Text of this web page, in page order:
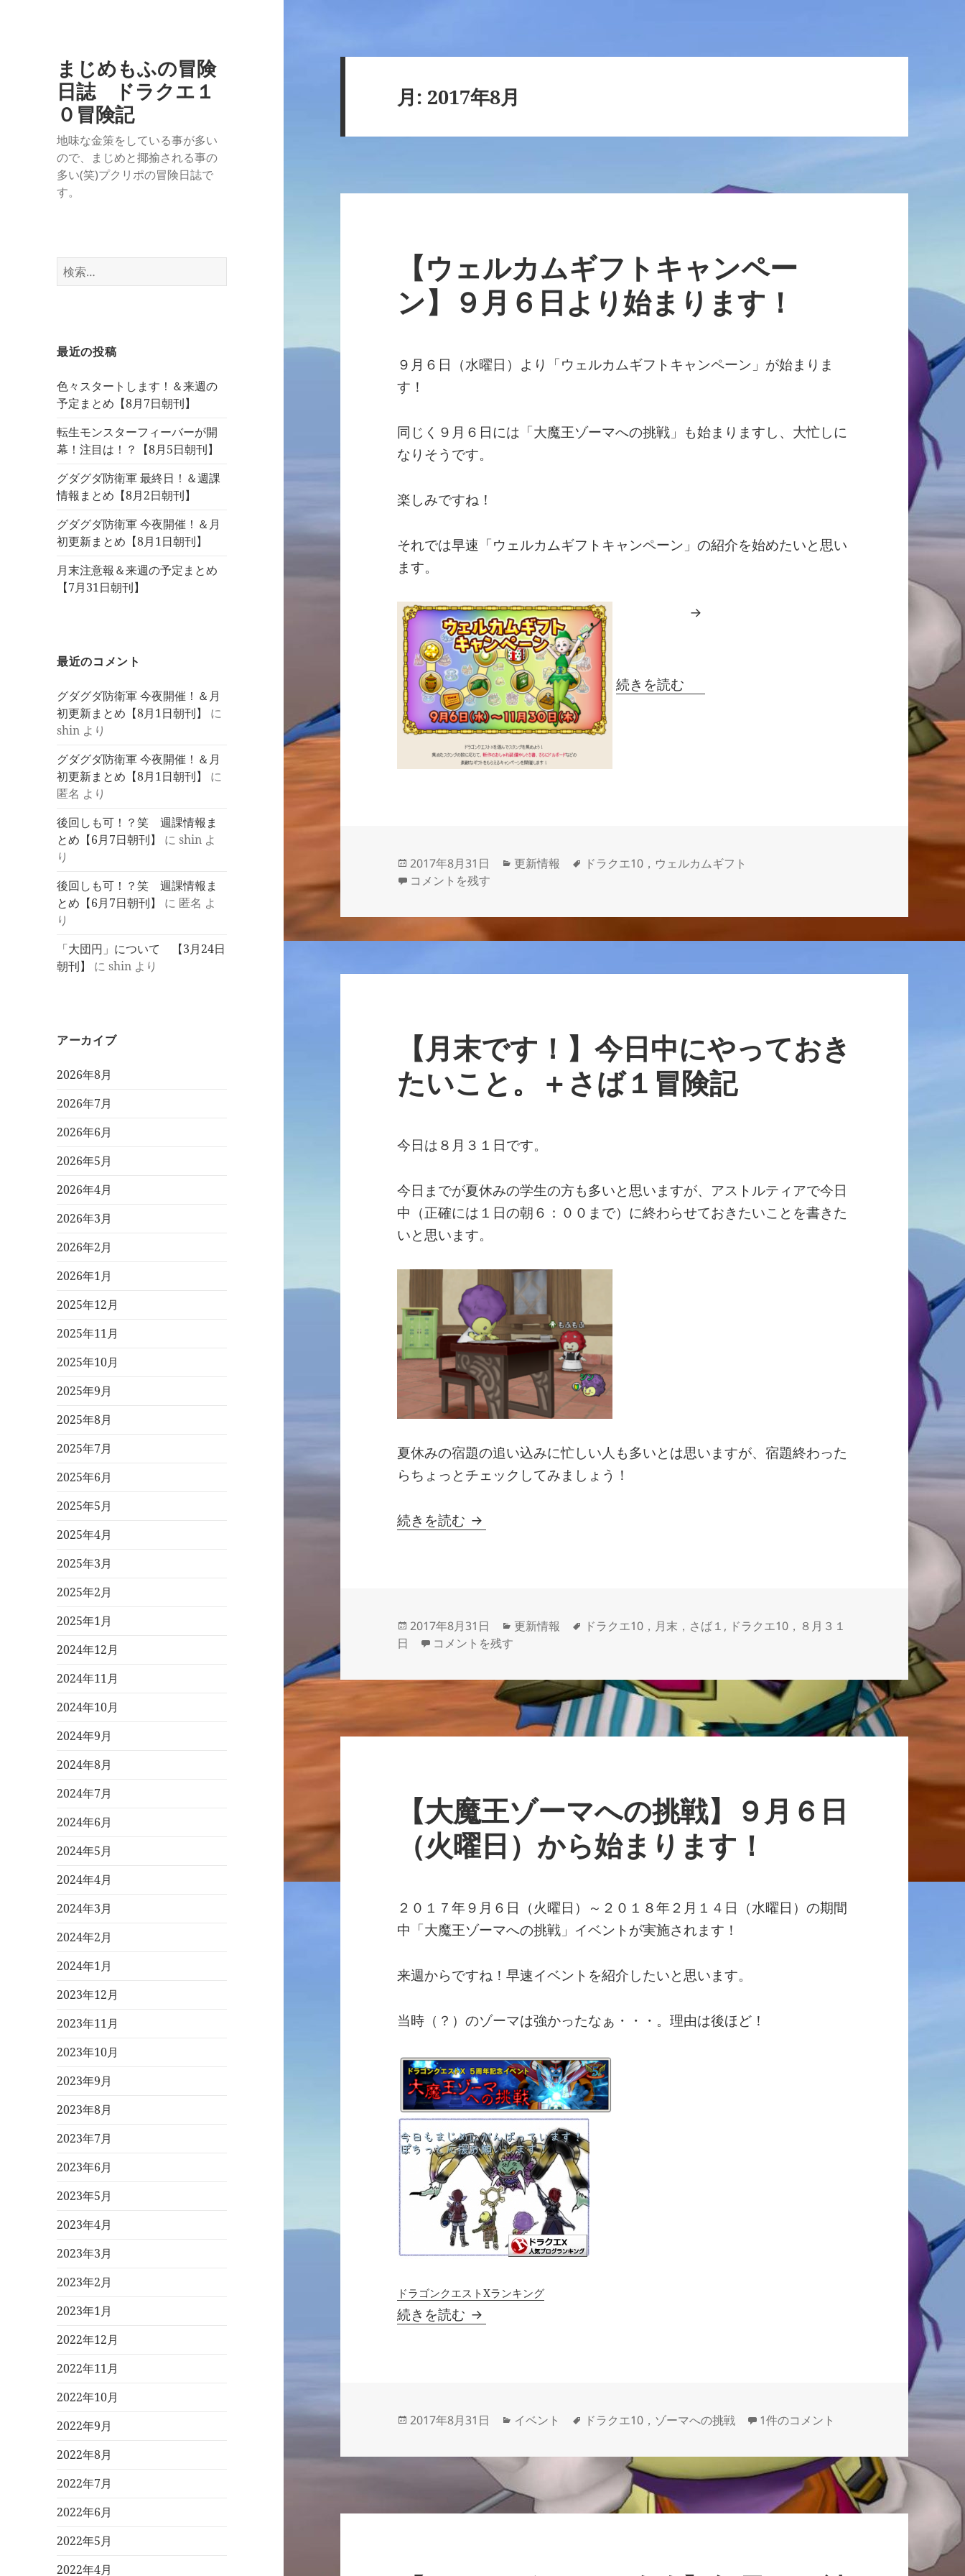
まじめもふの冒険
日誌 ドラクエ１
０冒険記
地味な金策をしている事が多い
ので、まじめと揶揄される事の
多い(笑)プクリポの冒険日誌で
す。
検
索:
最近の投稿
色々スタートします！＆来週の
予定まとめ【8月7日朝刊】
転生モンスターフィーバーが開
幕！注目は！？【8月5日朝刊】
グダグダ防衛軍 最終日！＆週課
情報まとめ【8月2日朝刊】
グダグダ防衛軍 今夜開催！＆月
初更新まとめ【8月1日朝刊】
月末注意報＆来週の予定まとめ
【7月31日朝刊】
最近のコメント
グダグダ防衛軍 今夜開催！＆月
初更新まとめ【8月1日朝刊】
に
shin より
グダグダ防衛軍 今夜開催！＆月
初更新まとめ【8月1日朝刊】
に
匿名 より
後回しも可！？笑 週課情報ま
とめ【6月7日朝刊】
にshin よ
り
後回しも可！？笑 週課情報ま
とめ【6月7日朝刊】
に 匿名 よ
り
「大団円」について 【3月24日
朝刊】
にshin より
アーカイブ
2026年8月
2026年7月
2026年6月
2026年5月
2026年4月
2026年3月
2026年2月
2026年1月
2025年12月
2025年11月
2025年10月
2025年9月
2025年8月
2025年7月
2025年6月
2025年5月
2025年4月
2025年3月
2025年2月
2025年1月
2024年12月
2024年11月
2024年10月
2024年9月
2024年8月
2024年7月
2024年6月
2024年5月
2024年4月
2024年3月
2024年2月
2024年1月
2023年12月
2023年11月
2023年10月
2023年9月
2023年8月
2023年7月
2023年6月
2023年5月
2023年4月
2023年3月
2023年2月
2023年1月
2022年12月
2022年11月
2022年10月
2022年9月
2022年8月
2022年7月
2022年6月
2022年5月
2022年4月
月: 2017年8月
【ウェルカムギフトキャンペー
ン】９月６日より始まります！
９月６日（水曜日）より「ウェルカムギフトキャンペーン」が始まりま
す！
同じく９月６日には「大魔王ゾーマへの挑戦」も始まりますし、大忙しに
なりそうです。
楽しみですね！
それでは早速「ウェルカムギフトキャンペーン」の紹介を始めたいと思い
ます。
続きを読む
【ウェルカムギフトキャンペーン】９月６
投
稿
2017年8月31日
カ
リ
更新情報
タ
ドラクエ10，ウェルカムギフト
【ウェルカムギフトキャンペーン】９月６日より始まります！ に
コメントを残す
【月末です！】今日中にやっておき
たいこと。＋さば１冒険記
今日は８月３１日です。
今日までが夏休みの学生の方も多いと思いますが、アストルティアで今日
中（正確には１日の朝６：００まで）に終わらせておきたいことを書きた
いと思います。
夏休みの宿題の追い込みに忙しい人も多いとは思いますが、宿題終わった
らちょっとチェックしてみましょう！
続きを読む 【月末です！】今日中にやっておきたいこと。＋さば１冒険記
投
2017年8月31日
カ
リ
更新情報
タ
ドラクエ10，月末，さば１ , ドラクエ10，８月３１
日
【月末です！】今日中にやっておきたいこと。＋さば１冒険記 に
コメントを残す
【大魔王ゾーマへの挑戦】９月６日
（火曜日）から始まります！
２０１７年９月６日（火曜日）～２０１８年２月１４日（水曜日）の期間
中「大魔王ゾーマへの挑戦」イベントが実施されます！
来週からですね！早速イベントを紹介したいと思います。
当時（？）のゾーマは強かったなぁ・・・。理由は後ほど！
ドラゴンクエストXランキング
続きを読む 【大魔王ゾーマへの挑戦】９月６日（火曜日）から始まります！
投
日:
2017年8月31日
カ
ゴ
リ
ー
イベント
タ
ドラクエ10，ゾーマへの挑戦 【大魔王ゾーマへの挑戦】９月６日（
1件のコメント